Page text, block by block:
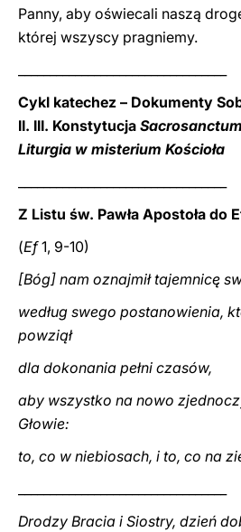
Panny, aby oświecali naszą
której wszyscy pragniemy.
Cykl katechez – Dokumenty
II. III. Konstytucja
Liturgia w misterium Kościoła
Z Listu św. Pawła Apostoła do
(Ef1, 9-10)
[Bóg] nam oznajmił tajemnicę
według swego postanowienia,
powziął
dla dokonania pełni czasów,
aby wszystko na nowo
Głowie:
to, co w niebiosach, i to, co na
Drodzy Bracia i Siostry, dzień